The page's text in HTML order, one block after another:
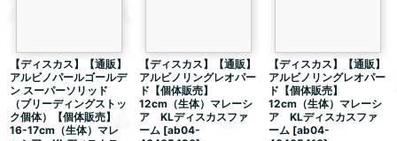
【ディスカス】【通販】
アルビノパールゴールデ
ン スーパーソリッド
（ブリーディングストッ
ク個体）【個体販売】
16-17cm（生体）マレ
【ディスカス】【通販】
アルビノリングレオパー
ド【個体販売】
12cm（生体）マレーシ
ア KLディスカスファ
ーム [ab04-
【ディスカス】【通販】
アルビノリングレオパー
ド【個体販売】
12cm（生体）マレーシ
ア KLディスカスファ
ーム [ab04-